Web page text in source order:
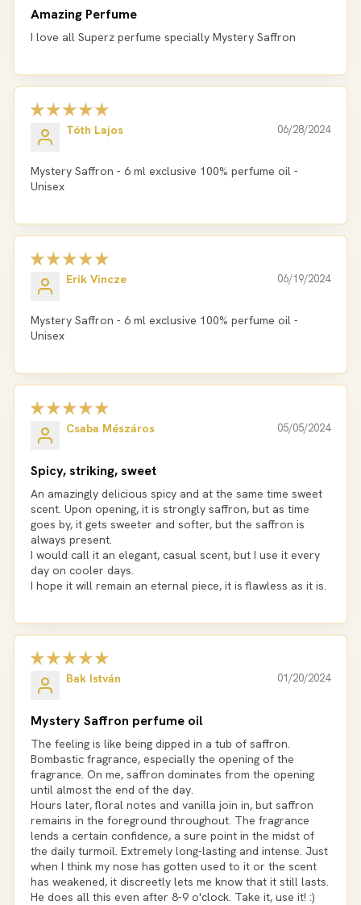
Amazing Perfume
I love all Superz perfume specially Mystery Saffron
06/28/2024
Tóth Lajos
Mystery Saffron - 6 ml exclusive 100% perfume oil -
Unisex
06/19/2024
Erik Vincze
Mystery Saffron - 6 ml exclusive 100% perfume oil -
Unisex
05/05/2024
Csaba Mészáros
Spicy, striking, sweet
An amazingly delicious spicy and at the same time sweet
scent. Upon opening, it is strongly saffron, but as time
goes by, it gets sweeter and softer, but the saffron is
always present.
I would call it an elegant, casual scent, but I use it every
day on cooler days.
I hope it will remain an eternal piece, it is flawless as it is.
01/20/2024
Bak István
Mystery Saffron perfume oil
The feeling is like being dipped in a tub of saffron.
Bombastic fragrance, especially the opening of the
fragrance. On me, saffron dominates from the opening
until almost the end of the day.
Hours later, floral notes and vanilla join in, but saffron
remains in the foreground throughout. The fragrance
lends a certain confidence, a sure point in the midst of
the daily turmoil. Extremely long-lasting and intense. Just
when I think my nose has gotten used to it or the scent
has weakened, it discreetly lets me know that it still lasts.
He does all this even after 8-9 o'clock. Take it, use it! :)